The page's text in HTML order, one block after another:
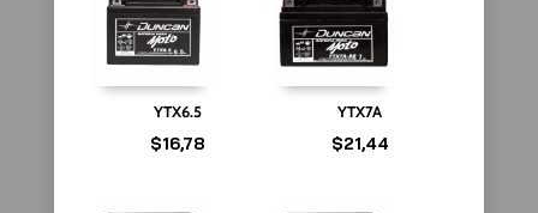
YTX6.5
$16,78
YTX7A
$21,44